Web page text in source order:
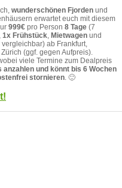
wunderschönen Fjorden und
erwartet euch mit diesem
999€ pro Person 8 Tage (7
, 1x Frühstück, Mietwagen und
vergleichbar) ab Frankfurt,
(ggf. gegen Aufpreis).
viele Termine zum Dealpreis
anzahlen und könnt bis 6 Wochen
stornieren. 🙂